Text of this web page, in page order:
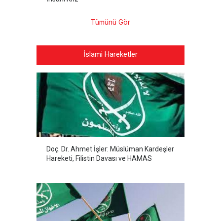
Tümünü Gör
İslami Hareketler
Doç. Dr. Ahmet İşler: Müslüman Kardeşler
Hareketi, Filistin Davası ve HAMAS